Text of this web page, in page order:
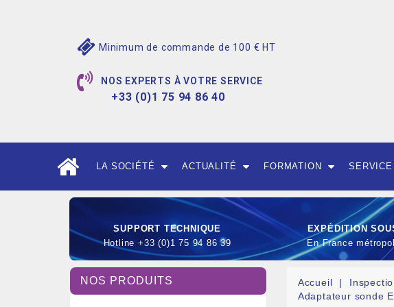
Minimum de commande de 100 € HT
NOS EXPERTS À VOTRE SERVICE
+33 (0)1 75 94 86 40
LA SOCIÉTÉ ACTUALITÉ FORMATION
SUPPORT TECHNIQUE
Hotline +33 (0)1 75 94 86 39
EXPÉDITION
En France
NOS PRODUITS Accueil
Adaptateur sonde